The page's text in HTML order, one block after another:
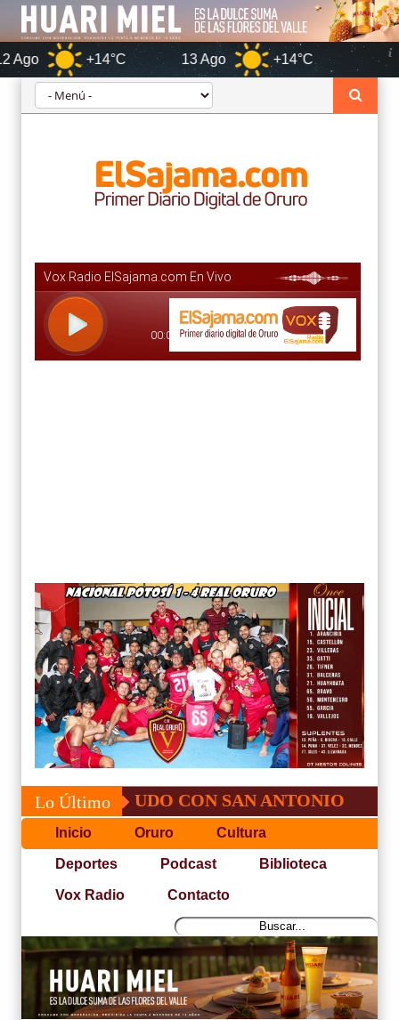
+14°C 13 Ago +14°C Oruro
Lo Último
NO PUDO CON SAN ANTONIO COPA
Inicio Oruro Cultura
Deportes Podcast Biblioteca
Vox Radio Contacto